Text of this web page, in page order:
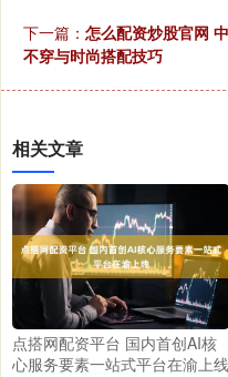
下一篇： 怎么配资炒股官网
不穿与时尚搭配技巧
相关文章
点搭网配资平台 国内首创AI核
心服务要素一站式平台在渝上线